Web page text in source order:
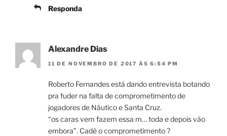
Responda
Alexandre Dias
11 DE NOVEMBRO DE 2017 ÀS 6:54 PM
Roberto Fernandes está dando entrevista botando
pra fuder na falta de comprometimento de
jogadores de Náutico e Santa Cruz.
“os caras vem fazem essa m… toda e depois vão
embora”. Cadê o comprometimento ?